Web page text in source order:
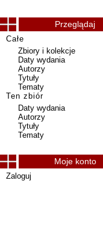
Przeglądaj
Całe
Zbiory i kolekcje
Daty wydania
Autorzy
Tytuły
Tematy
Ten zbiór
Daty wydania
Autorzy
Tytuły
Tematy
Moje konto
Zaloguj